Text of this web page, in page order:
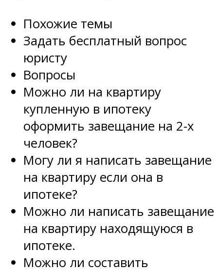
Похожие темы
Задать бесплатный вопрос
юристу
Вопросы
Можно ли на квартиру
купленную в ипотеку
оформить завещание на 2-х
человек?
Могу ли я написать завещание
на квартиру если она в
ипотеке?
Можно ли написать завещание
на квартиру находящуюся в
ипотеке.
Можно ли составить